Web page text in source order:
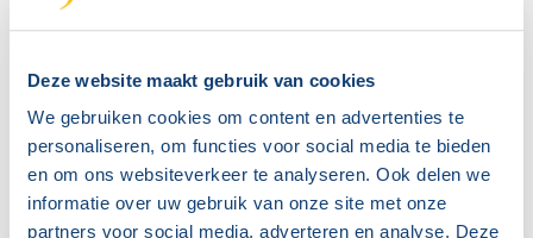
Deze website maakt gebruik van cookies
We gebruiken cookies om content en advertenties te
personaliseren, om functies voor social media te bieden
en om ons websiteverkeer te analyseren. Ook delen we
informatie over uw gebruik van onze site met onze
partners voor social media, adverteren en analyse. Deze
kan de eerste maanden als coach fungeren om
binnen de medezeggenschap.
Welke documenten en informatie moet
HR beschikbaar stellen aan de OR?